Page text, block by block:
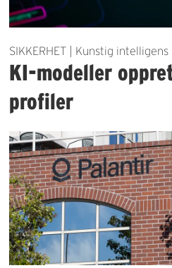
SIKKERHET | Kunstig intelligens
KI-modeller
profiler